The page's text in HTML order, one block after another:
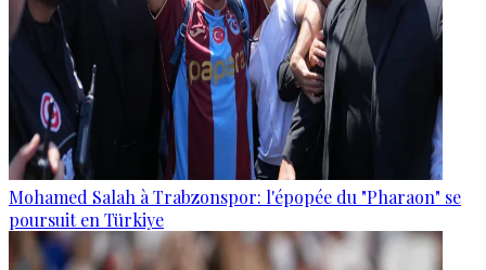
Mohamed Salah à Trabzonspor: l'épopée du "Pharaon" se
poursuit en Türkiye